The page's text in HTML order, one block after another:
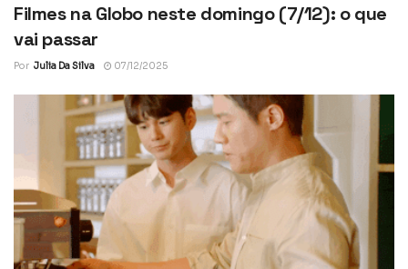
Filmes na Globo neste domingo (7/12): o que
vai passar
Por Julia Da Silva 07/12/2025